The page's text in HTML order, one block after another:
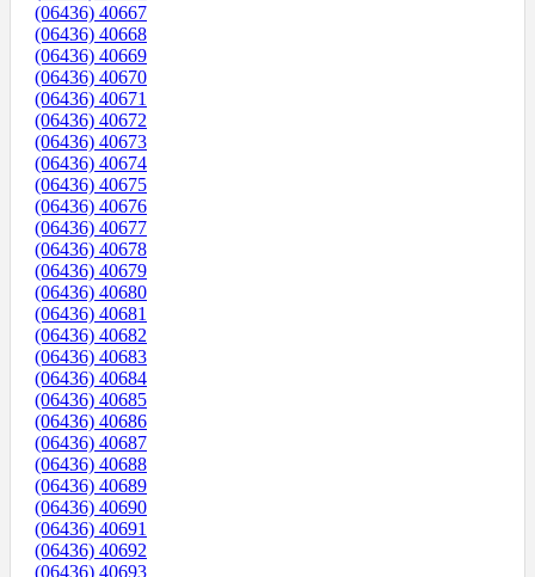
(06436) 40667
(06436) 40668
(06436) 40669
(06436) 40670
(06436) 40671
(06436) 40672
(06436) 40673
(06436) 40674
(06436) 40675
(06436) 40676
(06436) 40677
(06436) 40678
(06436) 40679
(06436) 40680
(06436) 40681
(06436) 40682
(06436) 40683
(06436) 40684
(06436) 40685
(06436) 40686
(06436) 40687
(06436) 40688
(06436) 40689
(06436) 40690
(06436) 40691
(06436) 40692
(06436) 40693